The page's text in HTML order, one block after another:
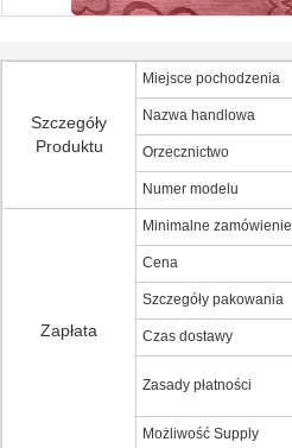
Szczegóły
Produktu
Miejsce pochodzenia
Nazwa handlowa
Orzecznictwo
Numer modelu
Zapłata
Minimalne zamówienie
Cena
Szczegóły pakowania
Czas dostawy
Zasady płatności
Możliwość Supply